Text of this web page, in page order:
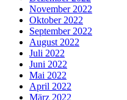
November 2022
Oktober 2022
September 2022
August 2022
Juli 2022
Juni 2022
Mai 2022
April 2022
März 2022